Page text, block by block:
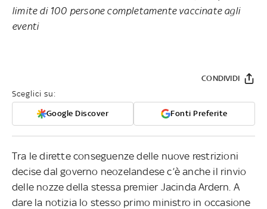
limite di 100 persone completamente vaccinate agli
eventi
Sceglici su:
Google Discover Fonti Preferite
CONDIVIDI
Tra le dirette conseguenze delle nuove restrizioni
decise dal governo neozelandese c’è anche il rinvio
delle nozze della stessa premier Jacinda Ardern. A
dare la notizia lo stesso primo ministro in occasione